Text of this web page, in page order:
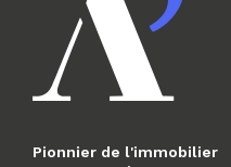
Pionnier de l'immobilier